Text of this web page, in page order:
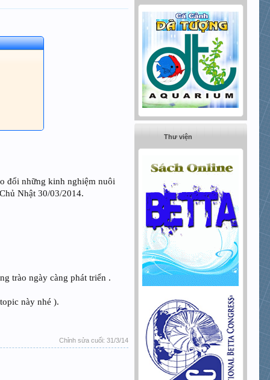
đổi những kinh nghiệm nuôi
Nhật 30/03/2014.
trào ngày càng phát triển .
này nhé ).
Chỉnh sửa cuối: 31/3/14
Thư viện